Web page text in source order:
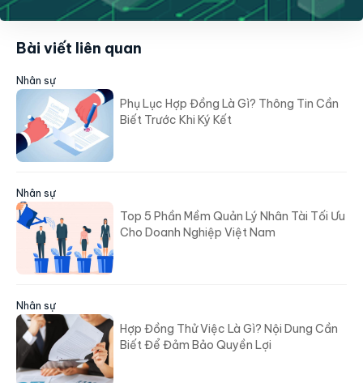
Bài viết liên quan
Nhân sự
Phụ Lục Hợp Đồng Là Gì? Thông Tin Cần
Biết Trước Khi Ký Kết
Nhân sự
Top 5 Phần Mềm Quản Lý Nhân Tài Tối Ưu
Cho Doanh Nghiệp Việt Nam
Nhân sự
Hợp Đồng Thử Việc Là Gì? Nội Dung Cần
Biết Để Đảm Bảo Quyền Lợi